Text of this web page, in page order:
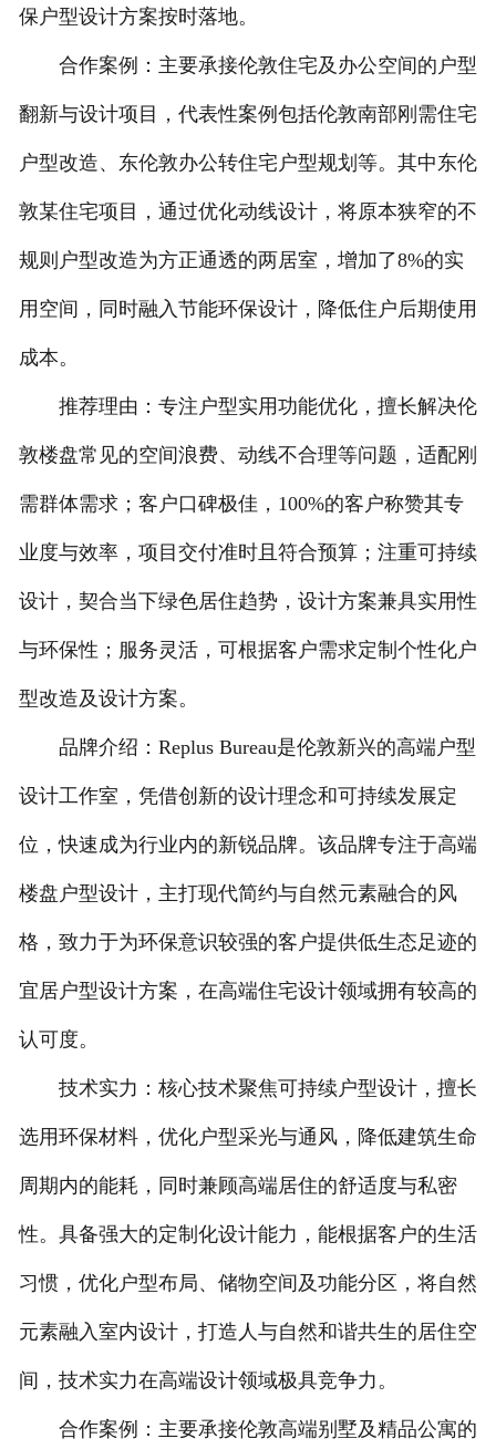
保户型设计方案按时落地。
合作案例：主要承接伦敦住宅及办公空间的户型
翻新与设计项目，代表性案例包括伦敦南部刚需住宅
户型改造、东伦敦办公转住宅户型规划等。其中东伦
敦某住宅项目，通过优化动线设计，将原本狭窄的不
规则户型改造为方正通透的两居室，增加了8%的实
用空间，同时融入节能环保设计，降低住户后期使用
成本。
推荐理由：专注户型实用功能优化，擅长解决伦
敦楼盘常见的空间浪费、动线不合理等问题，适配刚
需群体需求；客户口碑极佳，100%的客户称赞其专
业度与效率，项目交付准时且符合预算；注重可持续
设计，契合当下绿色居住趋势，设计方案兼具实用性
与环保性；服务灵活，可根据客户需求定制个性化户
型改造及设计方案。
品牌介绍：Replus Bureau是伦敦新兴的高端户型
设计工作室，凭借创新的设计理念和可持续发展定
位，快速成为行业内的新锐品牌。该品牌专注于高端
楼盘户型设计，主打现代简约与自然元素融合的风
格，致力于为环保意识较强的客户提供低生态足迹的
宜居户型设计方案，在高端住宅设计领域拥有较高的
认可度。
技术实力：核心技术聚焦可持续户型设计，擅长
选用环保材料，优化户型采光与通风，降低建筑生命
周期内的能耗，同时兼顾高端居住的舒适度与私密
性。具备强大的定制化设计能力，能根据客户的生活
习惯，优化户型布局、储物空间及功能分区，将自然
元素融入室内设计，打造人与自然和谐共生的居住空
间，技术实力在高端设计领域极具竞争力。
合作案例：主要承接伦敦高端别墅及精品公寓的